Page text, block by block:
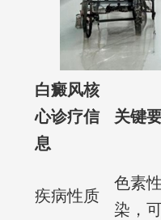
白癜风核
心诊疗信
息
关键
疾病性质
色素
染，